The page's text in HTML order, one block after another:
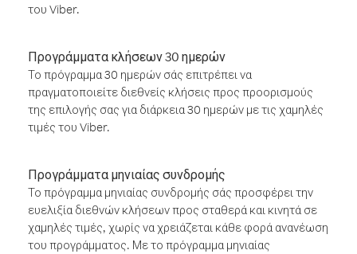
του Viber.
Προγράμματα κλήσεων 30 ημερών
Το πρόγραμμα 30 ημερών σάς επιτρέπει να
πραγματοποιείτε διεθνείς κλήσεις προς προορισμούς
της επιλογής σας για διάρκεια 30 ημερών με τις χαμηλές
τιμές του Viber.
Προγράμματα μηνιαίας συνδρομής
Το πρόγραμμα μηνιαίας συνδρομής σάς προσφέρει την
ευελιξία διεθνών κλήσεων προς σταθερά και κινητά σε
χαμηλές τιμές, χωρίς να χρειάζεται κάθε φορά ανανέωση
του προγράμματος. Με το πρόγραμμα μηνιαίας